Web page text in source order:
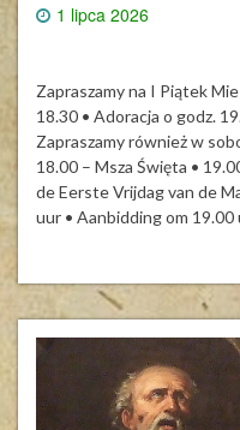
1 lipca 2026
Zapraszamy na I Piątek
18.30 • Adoracja o godz.
Zapraszamy również w
18.00 – Msza Święta •
de Eerste Vrijdag van de
uur • Aanbidding om